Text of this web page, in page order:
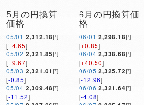
5月の円換算
価格
05/01 2,312.18円
[+4.65]
05/02 2,321.85円
[+9.67]
05/03 2,321.01 円
[-0.85]
05/04 2,309.48円
[-11.52]
6月の円換算価
格
06/01 2,298.18円
[+0.85]
06/04 2,338.68円
[+40.50]
06/05 2,325.72円
[-12.96]
06/06 2,321.64円
[-4.08]